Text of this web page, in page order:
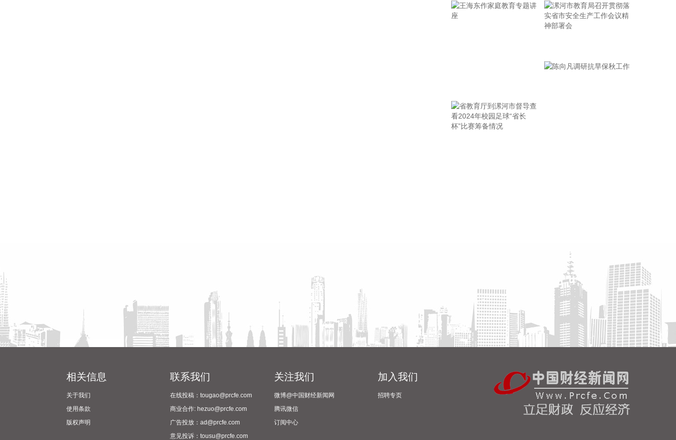
前并未自建算力中心，更多聚焦于算力资源的应用，
通过与外部算力服务商合作，积极建设AIGC技术平
台。目前AIGC技术平台对公司业绩不产生直接影
2026-08-06 22:20:19
映翰通(688080)8月6日公告，公司控股股东、实控人
李明、李红雨提议公司使用自有资金通过集中竞价交
易方式回购股份，回购完毕后将依法进行注销并减少
公司注册资本。回购资金总额不低于2000万元
（含），不超过3000万元（含）。
2026-08-06 22:12:42
据“浙江发布”，8月6日，浙江省委、省政府召开全省
报预警，做到“早报、快报、多报”，多部门加密精细
化预报，健全预警叫应机制，全面覆盖重点群体；要
有序启动响应，科学把握“时、度、效”，全面激
活“1833”联合指挥体系，规范应急响应启动、会商研
座
实省市安全生产工作会议
相关信息
关于我们
使用条款
版权声明
联系我们
在线投稿：tougao@prcfe.com
商业合作: hezuo@prcfe.com
广告投放：ad@prcfe.com
意见投诉：tousu@prcfe.com
关注我们
微博@中国财经新闻网
腾讯微信
订阅中心
加入我们
招聘专页